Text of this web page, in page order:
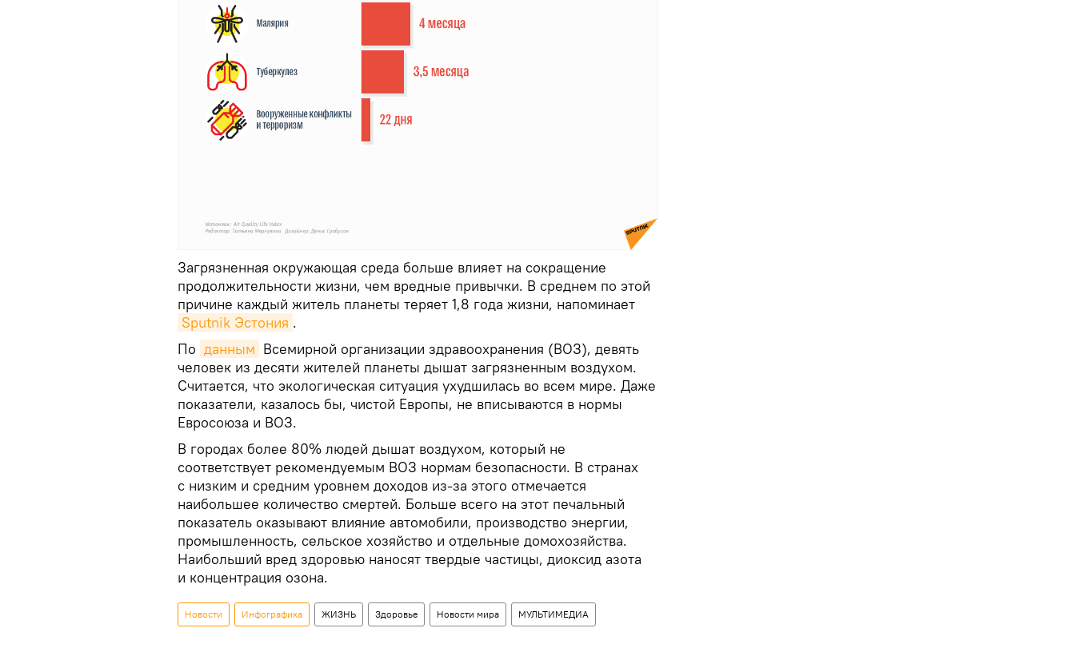
Загрязненная окружающая среда больше влияет на сокращение
продолжительности жизни, чем вредные привычки. В среднем по этой
причине каждый житель планеты теряет 1,8 года жизни, напоминает
Sputnik Эстония .
По данным Всемирной организации здравоохранения (ВОЗ), девять
человек из десяти жителей планеты дышат загрязненным воздухом.
Считается, что экологическая ситуация ухудшилась во всем мире. Даже
показатели, казалось бы, чистой Европы, не вписываются в нормы
Евросоюза и ВОЗ.
В городах более 80% людей дышат воздухом, который не
соответствует рекомендуемым ВОЗ нормам безопасности. В странах
с низким и средним уровнем доходов из-за этого отмечается
наибольшее количество смертей. Больше всего на этот печальный
показатель оказывают влияние автомобили, производство энергии,
промышленность, сельское хозяйство и отдельные домохозяйства.
Наибольший вред здоровью наносят твердые частицы, диоксид азота
и концентрация озона.
Новости Инфографика ЖИЗНЬ Здоровье Новости мира МУЛЬТИМЕДИА